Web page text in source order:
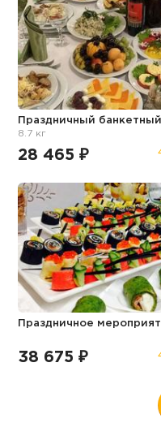
Праздничный
8.7 кг
28 465 ₽
Праздничное
38 675 ₽